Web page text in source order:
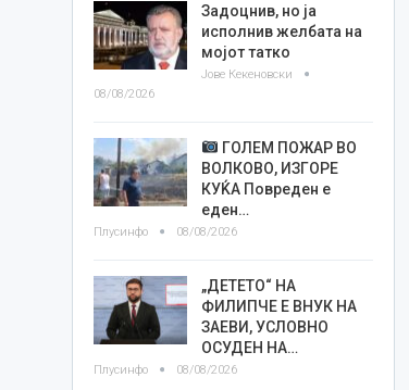
Задоцнив, но ја
исполнив желбата на
мојот татко
Јове Кекеновски
08/08/2026
ГОЛЕМ ПОЖАР ВО
ВОЛКОВО, ИЗГОРЕ
КУЌА Повреден е
еден…
Плусинфо 08/08/2026
„ДЕТЕТО“ НА
ФИЛИПЧЕ Е ВНУК НА
ЗАЕВИ, УСЛОВНО
ОСУДЕН НА…
Плусинфо 08/08/2026